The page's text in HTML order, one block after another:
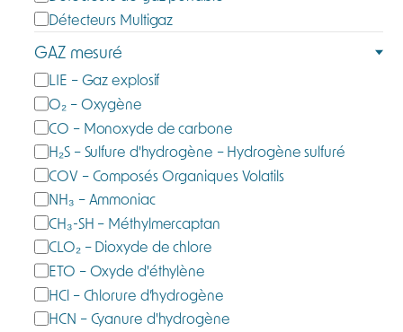
t
é
g
o
i
e
Détecteurs Multigaz
GAZ mesuré
G
a
z
m
e
s
u
r
é
LIE – Gaz explosif
O₂ – Oxygène
CO – Monoxyde de carbone
H₂S – Sulfure d'hydrogène – Hydrogène sulfuré
COV – Composés Organiques Volatils
NH₃ – Ammoniac
CH₃-SH – Méthylmercaptan
CLO₂ – Dioxyde de chlore
ETO – Oxyde d'éthylène
HCl – Chlorure d’hydrogène
HCN – Cyanure d'hydrogène